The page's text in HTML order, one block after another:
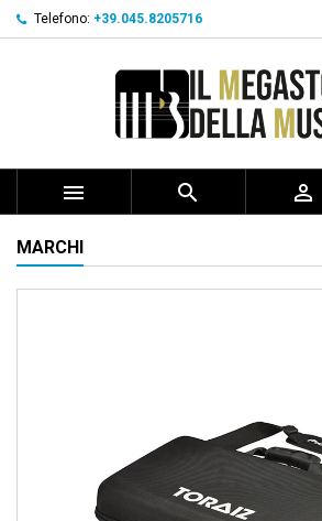
Telefono: +39.045.8205716
  
MARCHI